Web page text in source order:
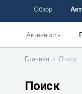
Обзор
Активность
Главная Поиск
Поиск